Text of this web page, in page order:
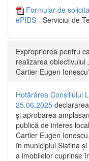
Formular de
ePIDS - Serviciul de
Exproprierea pentru
realizarea obiectivului
Cartier Eugen
Hotărârea Consiliului
25.06.2025
și aprobarea
publică de interes
Cartier Eugen
în municipiul Slatina
a imobilelor cuprinse